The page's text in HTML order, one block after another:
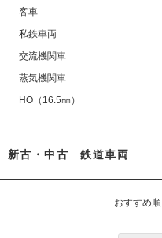
客車
私鉄車両
交流機関車
蒸気機関車
HO（16.5㎜）
新古・中古 鉄道車両
おすすめ順